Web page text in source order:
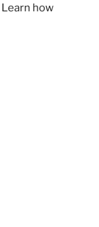
Learn how